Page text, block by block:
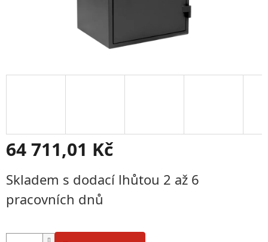
64 711,01 Kč
cena:
Skladem s dodací lhůtou 2 až 6
pracovních dnů